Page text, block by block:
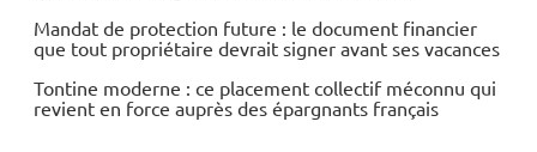
Mandat de protection future : le document financier
que tout propriétaire devrait signer avant ses vacances
Tontine moderne : ce placement collectif méconnu qui
revient en force auprès des épargnants français